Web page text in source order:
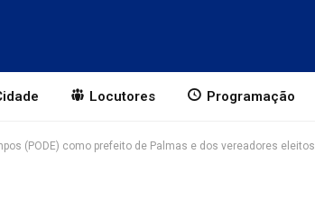
Locutores Programação
(PODE) como prefeito de Palmas e dos vereadores eleitos